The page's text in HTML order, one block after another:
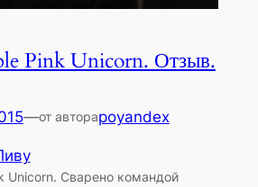
Pink Unicorn. Отзыв.
—от автораpoyandex
Unicorn. Сварено командой